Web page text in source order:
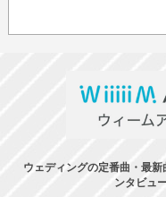
ウェディングの定番曲・最
ンタビュ